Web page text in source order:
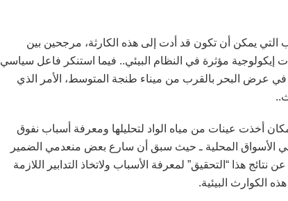
التي يمكن أن تكون قد أدت إلى هذه الكارثة، مرجحين بين
إيكولوجية مؤثرة في النظام البيئي.. فيما استنكر فاعل سياسي
في عرض البحر بالقرب من ميناء طنجة المتوسط، الأمر الذي
أخذت عينات من مياه الواد لتحليلها ومعرفة أسباب نفوق
الأسواق المحلية ـ حيث سبق أن سارع بعض منعدمي الضمير
هذا “التحقيق” لمعرفة الأسباب ولاتخاذ التدابير اللازمة
الكوارث البيئية.